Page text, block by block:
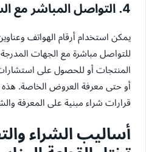
4. التواصل المباشر مع الشركات
يمكن استخدام أرقام الهواتف
للتواصل مباشرة مع الجهات
المنتجات أو للحصول على
أو حتى معرفة العروض الخاصة. هذه
قرارات شراء مبنية على المعرفة
أساليب الشراء